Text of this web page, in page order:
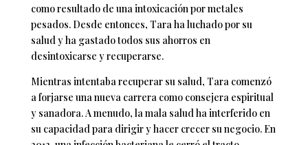
como resultado de una intoxicación por metales
pesados. Desde entonces, Tara ha luchado por su
salud y ha gastado todos sus ahorros en
desintoxicarse y recuperarse.
Mientras intentaba recuperar su salud, Tara comenzó
a forjarse una nueva carrera como consejera espiritual
y sanadora. A menudo, la mala salud ha interferido en
su capacidad para dirigir y hacer crecer su negocio. En